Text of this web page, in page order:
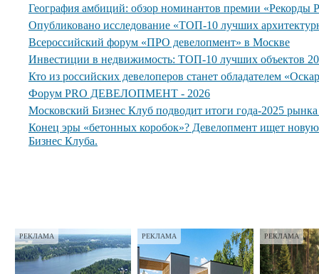
География амбиций: обзор номинантов премии
Опубликовано исследование «ТОП-10 лучших
Всероссийский форум «ПРО девелопмент» в Москве
Инвестиции в недвижимость: ТОП-10 лучших объектов
Кто из российских девелоперов станет обладателем
Форум PRO ДЕВЕЛОПМЕНТ - 2026
Московский Бизнес Клуб подводит итоги года-2025
Конец эры «бетонных коробок»? Девелопмент ищет
Бизнес Клуба.
РЕКЛАМА РЕКЛАМА РЕКЛАМА